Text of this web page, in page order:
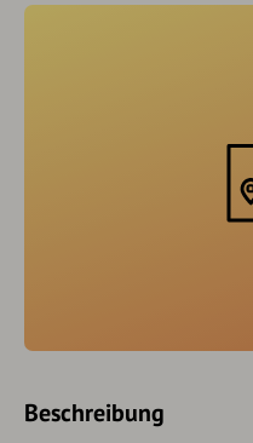
Beschreibung